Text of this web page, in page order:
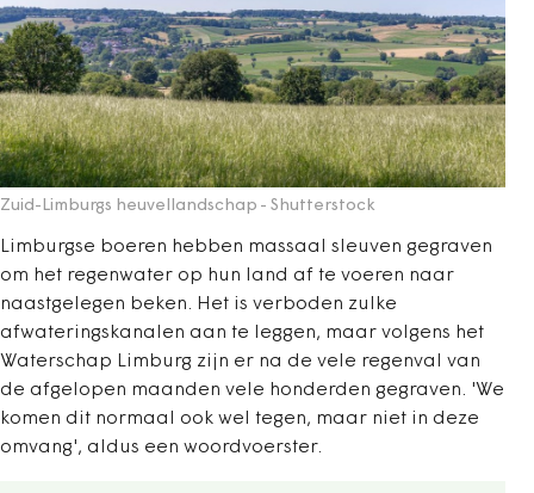
Zuid-Limburgs heuvellandschap - Shutterstock
Limburgse boeren hebben massaal sleuven gegraven
om het regenwater op hun land af te voeren naar
naastgelegen beken. Het is verboden zulke
afwateringskanalen aan te leggen, maar volgens het
Waterschap Limburg zijn er na de vele regenval van
de afgelopen maanden vele honderden gegraven. 'We
komen dit normaal ook wel tegen, maar niet in deze
omvang', aldus een woordvoerster.